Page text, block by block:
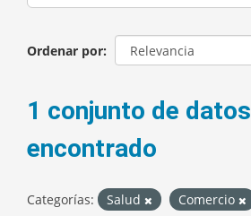
Ordenar por
1 conjunto de datos
encontrado
Categorías: Salud Comercio